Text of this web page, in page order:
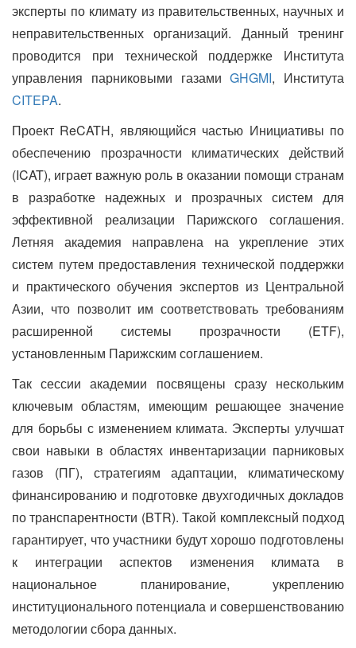
эксперты по климату из правительственных, научных и
неправительственных организаций. Данный тренинг
проводится при технической поддержке Института
управления парниковыми газамиGHGMI, Института
CITEPA.
Проект ReCATH, являющийся частью Инициативы по
обеспечению прозрачности климатических действий
(ICAT), играет важную роль в оказании помощи странам
в разработке надежных и прозрачных систем для
эффективной реализации Парижского соглашения.
Летняя академия направлена на укрепление этих
систем путем предоставления технической поддержки
и практического обучения экспертов из Центральной
Азии, что позволит им соответствовать требованиям
расширенной системы прозрачности (ETF),
установленным Парижским соглашением.
Так сессии академии посвящены сразу нескольким
ключевым областям, имеющим решающее значение
для борьбы с изменением климата. Эксперты улучшат
свои навыки в областях инвентаризации парниковых
газов (ПГ), стратегиям адаптации, климатическому
финансированию и подготовке двухгодичных докладов
по транспарентности (BTR). Такой комплексный подход
гарантирует, что участники будут хорошо подготовлены
к интеграции аспектов изменения климата в
национальное планирование, укреплению
институционального потенциала и совершенствованию
методологии сбора данных.